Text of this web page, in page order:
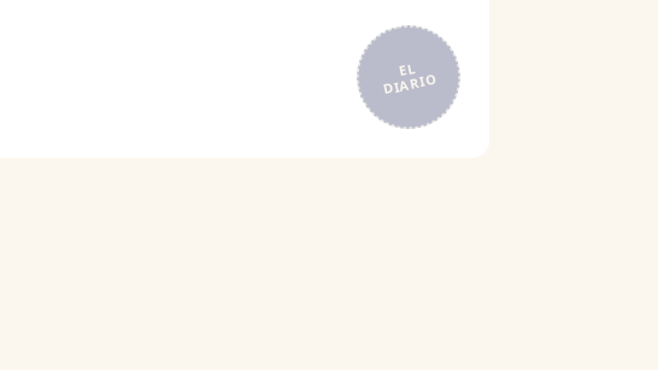
EL
DIARIO